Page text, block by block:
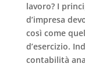
lavoro? I
d’impresa
così come
d’esercizio.
contabilità